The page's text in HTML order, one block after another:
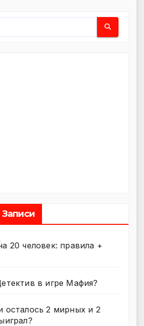
20 человек: правила +
в игре Мафия?
осталось 2 мирных и 2